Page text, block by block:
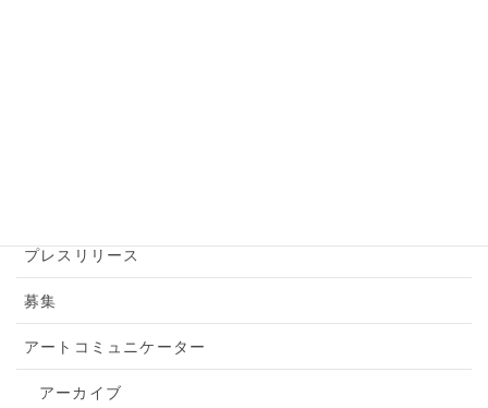
プレスリリース
募集
アートコミュニケーター
アーカイブ